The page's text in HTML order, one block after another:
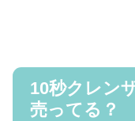
10秒クレン
売ってる？